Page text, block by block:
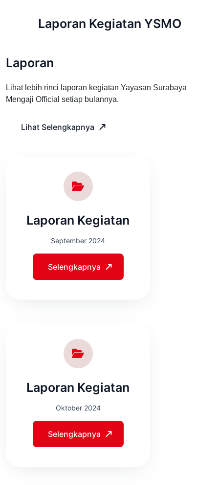
Laporan Kegiatan YSMO
Laporan
Lihat lebih rinci laporan kegiatan Yayasan Surabaya
Mengaji Official setiap bulannya.
Lihat Selengkapnya
Laporan Kegiatan
September 2024
Selengkapnya
Laporan Kegiatan
Oktober 2024
Selengkapnya